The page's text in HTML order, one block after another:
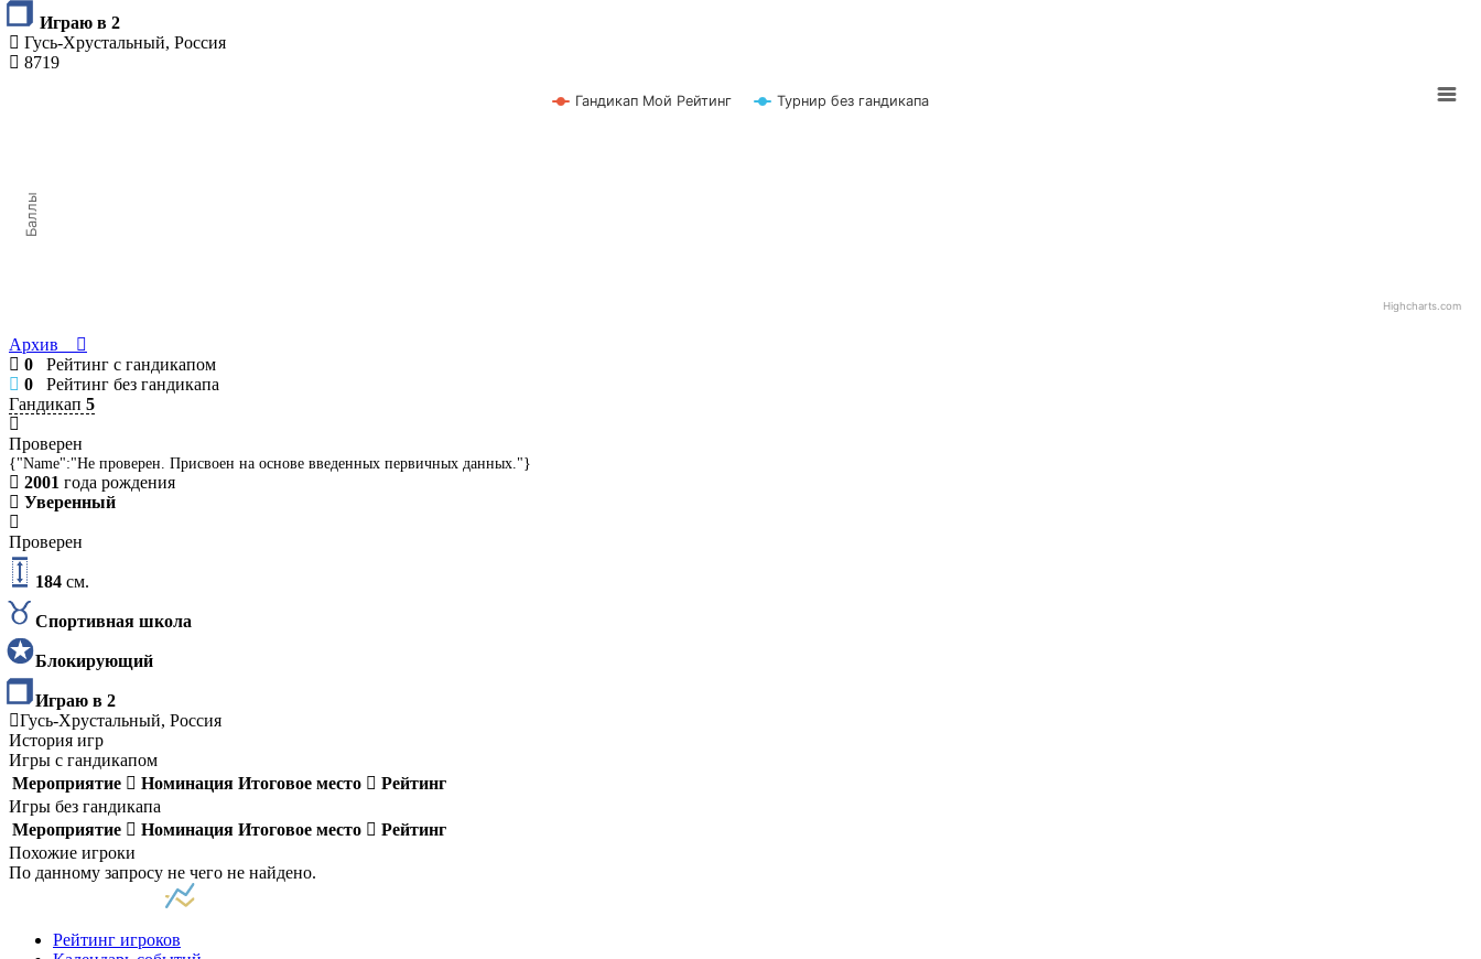
Играю в 2
Гусь-Хрустальный, Россия
8719
Баллы
Гандикап Мой Рейтинг Турнир без гандикапа
Highcharts.com
Архив
0 Рейтинг с гандикапом
0 Рейтинг без гандикапа
Гандикап 5
Проверен
{"Name":"Не проверен. Присвоен на основе введенных первичных данных."}
2001 года рождения
Уверенный
Проверен
184 см.
Спортивная школа
Блокирующий
Играю в 2
Гусь-Хрустальный, Россия
История игр
Игры с гандикапом
Мероприятие
Номинация Итоговое место
Рейтинг
Игры без гандикапа
Мероприятие
Номинация Итоговое место
Рейтинг
Похожие игроки
По данному запросу не чего не найдено.
Рейтинг игроков